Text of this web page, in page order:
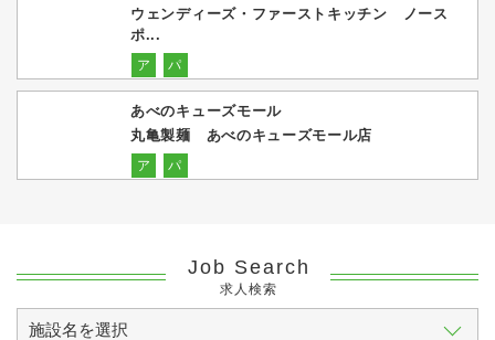
ウェンディーズ・ファーストキッチン ノース
ポ...
ア パ
あべのキューズモール
丸亀製麺 あべのキューズモール店
ア パ
Job Search
求人検索